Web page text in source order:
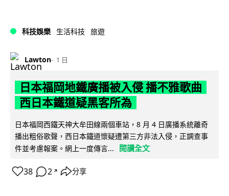
科技娛樂 生活科技 旅遊
Lawton 1 日
日本福岡地鐵廣播被入侵 播不雅歌曲
西日本鐵道疑黑客所為
日本福岡西鐵天神大牟田線兩個車站，8 月 4 日廣播系統離奇
播出粗俗歌聲，西日本鐵道懷疑遭第三方非法入侵，正調查事
件並考慮報案。網上一度傳言...
閱讀全文
38 2 ↗ 分享